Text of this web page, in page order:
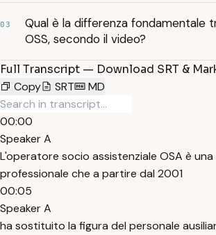
03
Qual è la differenza fondamentale
OSS, secondo il video?
Full Transcript — Download SRT &
Copy
SRT MD
00:00
Speaker A
L'operatore socio assistenziale OSA è
professionale che a partire dal 2001
00:05
Speaker A
ha sostituito la figura del personale